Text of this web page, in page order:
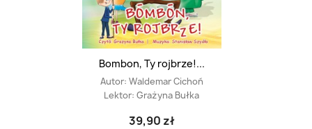
Bombon, Ty rojbrze!...
Autor: Waldemar Cichoń
Lektor: Grażyna Bułka
39,90 zł